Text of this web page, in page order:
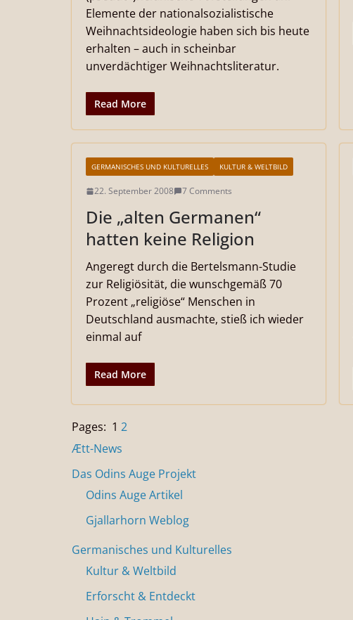
Elemente der nationalsozialistische
Weihnachtsideologie haben sich bis heute
erhalten – auch in scheinbar
unverdächtiger Weihnachtsliteratur.
Read More
GERMANISCHES UND KULTURELLES KULTUR & WELTBILD
22. September 2008 7 Comments
Die „alten Germanen“
hatten keine Religion
Angeregt durch die Bertelsmann-Studie
zur Religiösität, die wunschgemäß 70
Prozent „religiöse“ Menschen in
Deutschland ausmachte, stieß ich wieder
einmal auf
Read More
Pages: 1 2
Ætt-News
Das Odins Auge Projekt
Odins Auge Artikel
Gjallarhorn Weblog
Germanisches und Kulturelles
Kultur & Weltbild
Erforscht & Entdeckt